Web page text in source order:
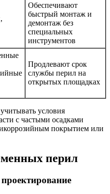
Обеспечивают
быстрый монтаж и
демонтаж без
специальных
инструментов
Продлевают срок
службы перил на
открытых площадках
условия
с частыми осадками
покрытием или
перил